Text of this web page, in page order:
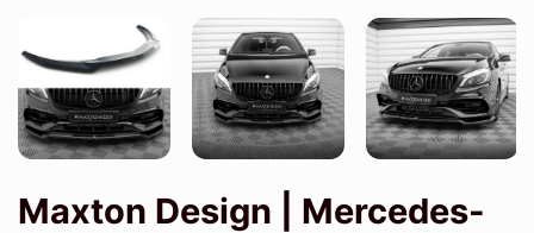
Maxton Design | Mercedes-